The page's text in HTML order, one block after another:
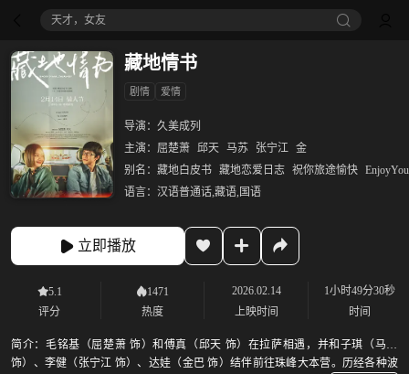
天才，女友
藏地情书
剧情 爱情
导演： 久美成列
主演： 屈楚萧 邱天 马苏 张宁江 金
别名： 藏地白皮书 藏地恋爱日志 祝你旅途愉快
语言： 汉语普通话,藏语,国语
立即播放
5.1
评分
1471
热度
2026.02.14
上映时间
1小时49分30秒
时间
简介： 毛铭基（屈楚萧 饰）和傅真（邱天 饰）在拉萨相遇，并和子琪（马苏
饰）、李健（张宁江 饰）、达娃（金巴 饰）结伴前往珠峰大本营。历经各种波